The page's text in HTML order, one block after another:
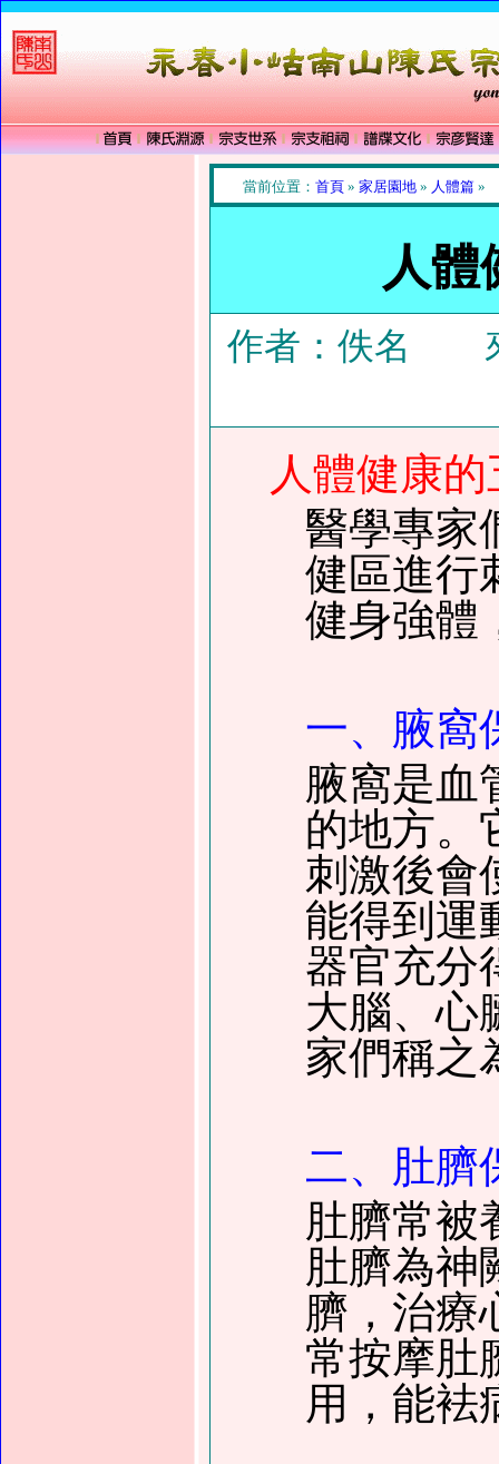
當前位置：首頁 » 家居園地 » 人體篇 »
人體
作者：佚名
人體健康
醫學專家
健區進行
健身強體
一、腋窩
腋窩是血
的地方。
刺激後會
能得到運
器官充分
大腦、心
家們稱之
二、肚臍
肚臍常被
肚臍為神
臍，治療
常按摩肚
用，能袪